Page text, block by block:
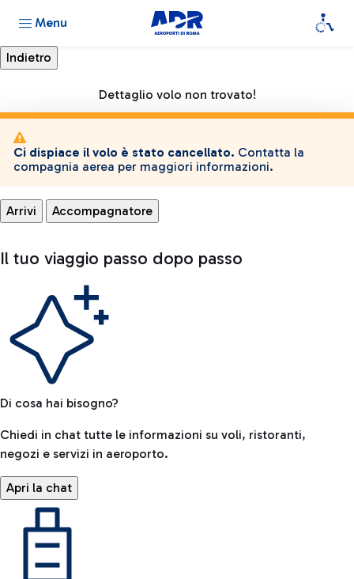
Menu
Dettaglio volo non trovato!
Ci dispiace il volo è stato cancellato. Contatta la
compagnia aerea per maggiori informazioni.
Arrivi Accompagnatore
Il tuo viaggio passo dopo passo
Di cosa hai bisogno?
Chiedi in chat tutte le informazioni su voli, ristoranti,
negozi e servizi in aeroporto.
Apri la chat